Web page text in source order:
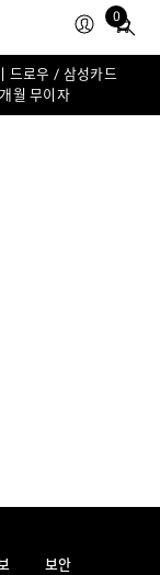
0
Total
in
드로우 / 삼성카드
월 무이자
보안